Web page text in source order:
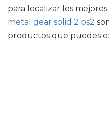
para localizar los mejores
metal gear solid 2 ps2
productos que puedes